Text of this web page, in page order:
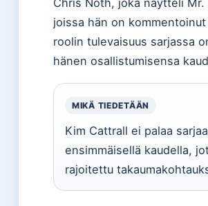
Chris Noth, joka näytteli
joissa hän on
roolin tulevaisuus sarjassa
hänen osallistumisensa
MIKÄ TIEDETÄÄN
Kim Cattrall ei palaa
ensimmäisellä kaudella,
rajoitettu